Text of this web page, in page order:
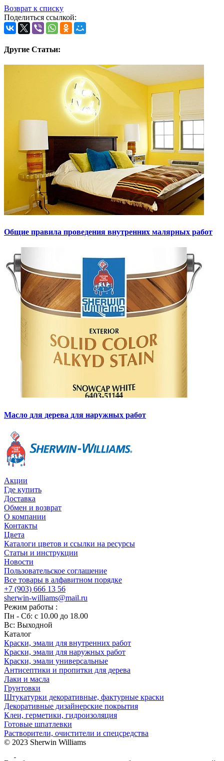
Возврат к списку
Поделиться ссылкой:
Другие Статьи:
Общие правила проведения внутренних малярных работ
Масло для дерева для наружных работ
Акции
Где купить
Доставка
Обмен и возврат
О компании
Контакты
Цвета
Каталоги цветов и ссылки на ресурсы
Статьи и инструкции
Новости
Пользовательское соглашение
Все товары в алфавитном порядке
+7 (903) 666 13 56
sherwin-williams@mail.ru
Режим работы :
Пн - Сб: с 10.00 до 18.00
Вс: Выходной
Каталог
Краски, эмали для внутренних работ
Краски, эмали для наружных работ
Краски, эмали универсальные
Антисептики и пропитки для дерева
Лаки и масла
Грунтовки
Штукатурки декоративные, фактурные краски
Декоративные дизайнерские покрытия
Клеи, герметики, гидроизоляция
Готовые шпатлевки
Растворители, очистители и спецсредства
© 2023 Sherwin Williams